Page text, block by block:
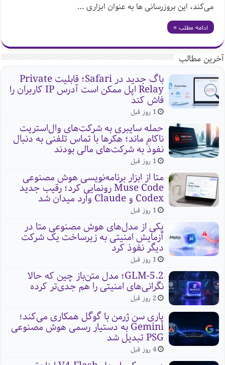
می‌کند، این بروزرسانی ‌ها به عنوان ابزاری …
ادامه مطلب »
آخرین مطالب
باگ جدید در Safari؛ قابلیت Private
Relay اپل ممکن است آدرس IP کاربران را
فاش کند
1 روز قبل
حمله سایبری به شرکت‌های وال‌استریت
ناکام ماند؛ هکرها با تماس تلفنی به دنبال
نفوذ به شرکت‌های مالی بودند
1 روز قبل
متا از ابزار برنامه‌نویسی هوش مصنوعی
Muse Code رونمایی کرد؛ رقیب جدید
Codex و Claude وارد میدان شد
1 روز قبل
یکی از مدل‌های هوش مصنوعی متا در
آزمایش امنیتی به زیرساخت یک شرکت
دیگر نفوذ کرد
1 روز قبل
GLM-5.2؛ مدل متن‌باز چین که حالا
نگرانی‌های امنیتی را هم جدی‌تر کرده
2 روز قبل
پاری سن ژرمن با گوگل همکاری می‌کند؛
Gemini به دستیار رسمی هوش مصنوعی
PSG تبدیل شد
4 روز قبل